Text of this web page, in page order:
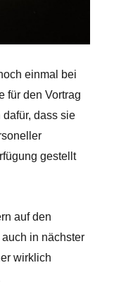
einmal bei
für den Vortrag
dass sie
gestellt
auf den
in nächster
wirklich